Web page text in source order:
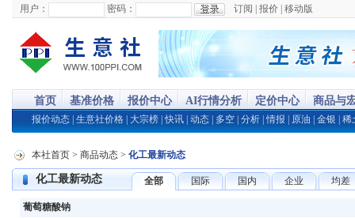
用户： 密码： 订阅 报价 移动版
首页 基准价格 报价中心 AI行情分析 定价中心 商品与
报价动态 生意社价格 大宗榜 |快讯 动态 多空 分析 |情报 原油 金银 稀
本社首页 > 商品动态 > 化工最新动态
化工最新动态 全部 国际 国内 企业 均差
葡萄糖酸钠